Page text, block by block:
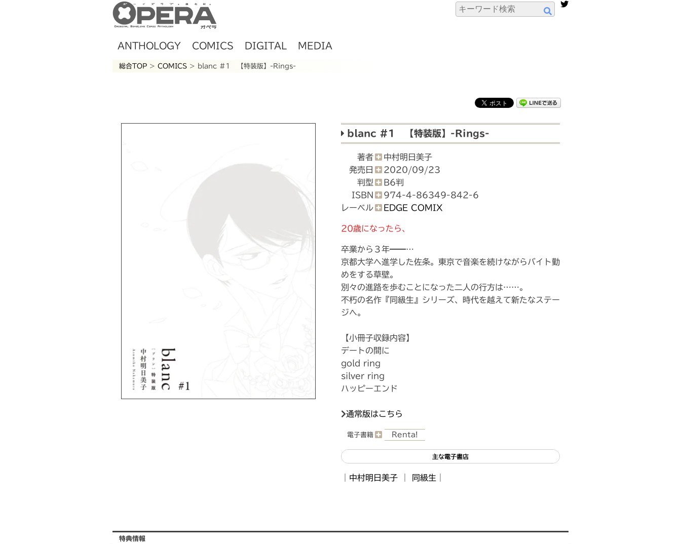
ANTHOLOGY COMICS DIGITAL MEDIA
総合TOP> COMICS> blanc #1 【特装版】-Rings-
blanc #1 【特装版】-Rings-
著者
中村明日美子
発売日
2020/09/23
判型
B6判
ISBN
974-4-86349-842-6
レーベル
EDGE COMIX
20歳になったら、
卒業から３年━━…
京都大学へ進学した佐条。東京で音楽を続けながらバイト勤
めをする草壁。
別々の進路を歩むことになった二人の行方は……。
不朽の名作『同級生』シリーズ、時代を越えて新たなステー
ジへ。
【小冊子収録内容】
デートの間に
gold ring
silver ring
ハッピーエンド
通常版はこちら
電子書籍 Renta!
主な電子書店
中村明日美子 同級生
特典情報